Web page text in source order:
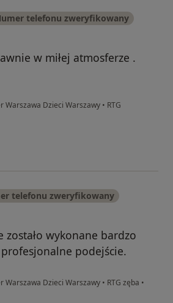
telefonu zweryfikowany
w miłej atmosferze .
Warszawa Dzieci Warszawy • RTG
telefonu zweryfikowany
zostało wykonane bardzo
podejście.
Warszawa Dzieci Warszawy • RTG zęba •